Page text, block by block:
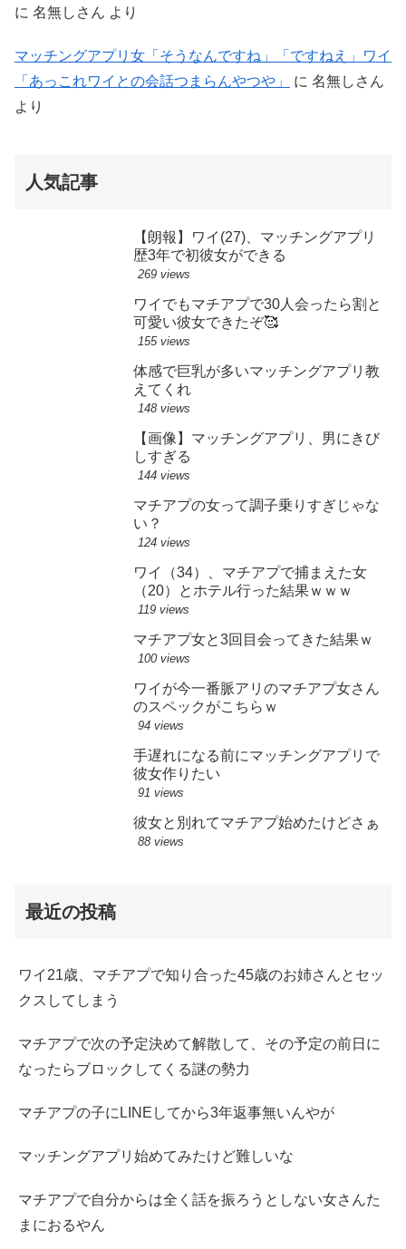
に 名無しさん より
マッチングアプリ女「そうなんですね」「ですねえ」ワイ
「あっこれワイとの会話つまらんやつや」
に 名無しさん
より
人気記事
【朗報】ワイ(27)、マッチングアプリ
歴3年で初彼女ができる
269 views
ワイでもマチアプで30人会ったら割と
可愛い彼女できたぞ🥰
155 views
体感で巨乳が多いマッチングアプリ教
えてくれ
148 views
【画像】マッチングアプリ、男にきび
しすぎる
144 views
マチアプの女って調子乗りすぎじゃな
い？
124 views
ワイ（34）、マチアプで捕まえた女
（20）とホテル行った結果ｗｗｗ
119 views
マチアプ女と3回目会ってきた結果ｗ
100 views
ワイが今一番脈アリのマチアプ女さん
のスペックがこちらｗ
94 views
手遅れになる前にマッチングアプリで
彼女作りたい
91 views
彼女と別れてマチアプ始めたけどさぁ
88 views
最近の投稿
ワイ21歳、マチアプで知り合った45歳のお姉さんとセッ
クスしてしまう
マチアプで次の予定決めて解散して、その予定の前日に
なったらブロックしてくる謎の勢力
マチアプの子にLINEしてから3年返事無いんやが
マッチングアプリ始めてみたけど難しいな
マチアプで自分からは全く話を振ろうとしない女さんた
まにおるやん